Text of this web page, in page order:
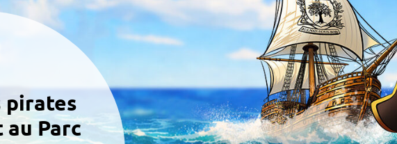
pirates
Parc